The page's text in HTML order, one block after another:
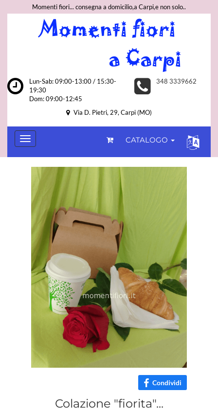
Momenti fiori... consegna a domicilio,a Carpi,e non solo..
Lun-Sab: 09:00-13:00 / 15:30-
19:30
Dom: 09:00-12:45
348 3339662
Via D. Pietri, 29, Carpi (MO)
CATALOGO
Condividi
Colazione "fiorita"...